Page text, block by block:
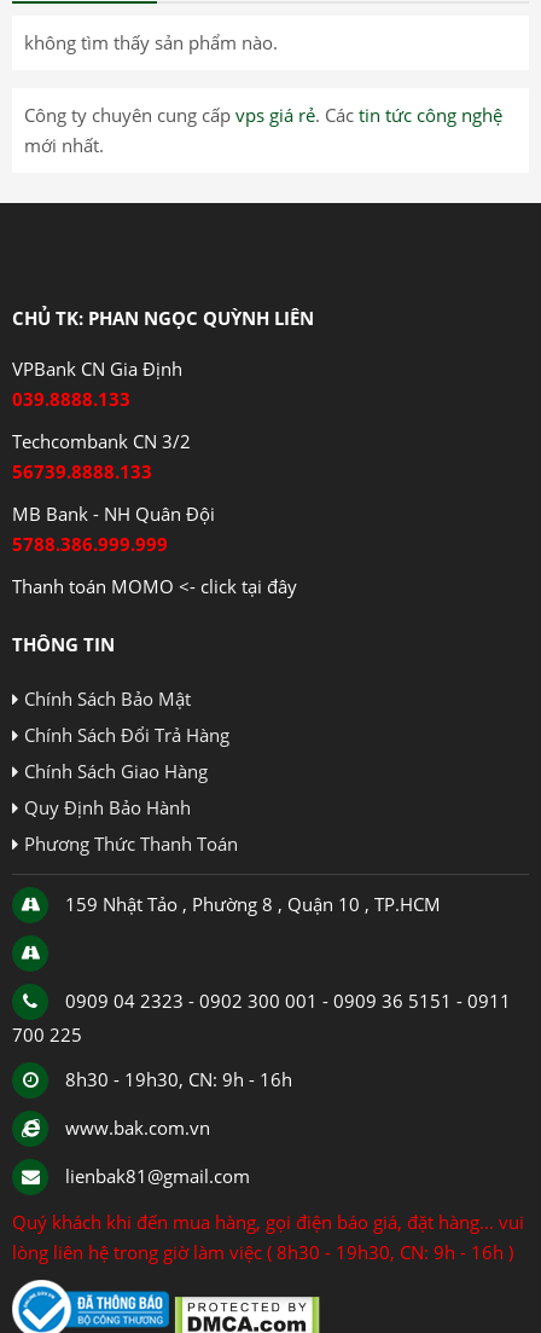
không tìm thấy sản phẩm nào.
Công ty chuyên cung cấp vps giá rẻ. Các tin tức công nghệ
mới nhất.
CHỦ TK: PHAN NGỌC QUỲNH LIÊN
VPBank CN Gia Định
039.8888.133
Techcombank CN 3/2
56739.8888.133
MB Bank - NH Quân Đội
5788.386.999.999
Thanh toán MOMO <- click tại đây
THÔNG TIN
Chính Sách Bảo Mật
Chính Sách Đổi Trả Hàng
Chính Sách Giao Hàng
Quy Định Bảo Hành
Phương Thức Thanh Toán
159 Nhật Tảo , Phường 8 , Quận 10 , TP.HCM
0909 04 2323 - 0902 300 001 - 0909 36 5151 - 0911
700 225
8h30 - 19h30, CN: 9h - 16h
www.bak.com.vn
lienbak81@gmail.com
Quý khách khi đến mua hàng, gọi điện báo giá, đặt hàng... vui
lòng liên hệ trong giờ làm việc ( 8h30 - 19h30, CN: 9h - 16h )